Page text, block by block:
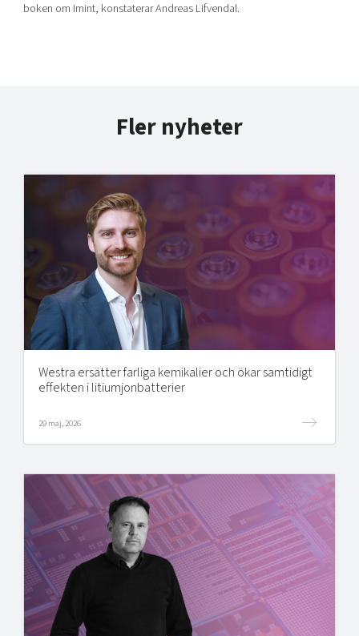
boken om Imint, konstaterar Andreas Lifvendal.
Fler nyheter
Westra ersätter farliga kemikalier och ökar samtidigt
effekten i litiumjonbatterier
29 maj, 2026